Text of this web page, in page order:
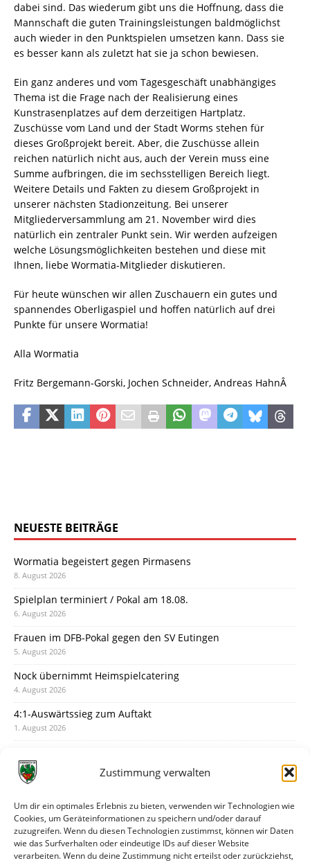
Zustimmung verwalten
Um dir ein optimales Erlebnis zu bieten, verwenden wir Technologien wie
Cookies, um Geräteinformationen zu speichern und/oder darauf
zuzugreifen. Wenn du diesen Technologien zustimmst, können wir Daten
wie das Surfverhalten oder eindeutige IDs auf dieser Website
verarbeiten. Wenn du deine Zustimmung nicht erteilst oder zurückziehst,
dabei sind. Das wiederum gibt uns die Hoffnung, dass die
Mannschaft die guten Trainingsleistungen baldmöglichst
auch wieder in den Punktspielen umsetzen kann. Dass sie
es besser kann als zuletzt hat sie ja schon bewiesen.
Ein ganz anderes und vom Tagesgeschäft unabhängiges
Thema ist die Frage nach der Realisierung eines
Kunstrasenplatzes auf dem derzeitigen Hartplatz.
Zuschüsse vom Land und der Stadt Worms stehen für
dieses Großprojekt bereit. Aber, die Zuschüsse allein
reichen natürlich nicht aus, auch der Verein muss eine
Summe aufbringen, die im sechsstelligen Bereich liegt.
Weitere Details und Fakten zu diesem Großprojekt in
unserer nächsten Stadionzeitung. Bei unserer
Mitgliederversammlung am 21. November wird dies
natürlich ein zentraler Punkt sein. Wir werden aufzeigen
welche Lösungsmöglichkeiten bestehen und diese mit
Ihnen, liebe Wormatia-Mitglieder diskutieren.
Für heute wünschen wir allen Zuschauern ein gutes und
spannendes Oberligaspiel und hoffen natürlich auf drei
Punkte für unsere Wormatia!
Alla Wormatia
Fritz Bergemann-Gorski, Jochen Schneider, Andreas HahnÂ
NEUESTE BEITRÄGE
Wormatia begeistert gegen Pirmasens
8. August 2026
Spielplan terminiert / Pokal am 18.08.
6. August 2026
Frauen im DFB-Pokal gegen den SV Eutingen
5. August 2026
Nock übernimmt Heimspielcatering
4. August 2026
4:1-Auswärtssieg zum Auftakt
1. August 2026
31. Juli 2026
30. Juli 2026
Deine Spielminute: 89+1
28. Juli 2026